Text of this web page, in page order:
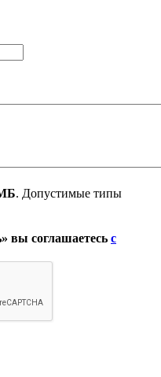
. Допустимые типы
вы соглашаетесь с